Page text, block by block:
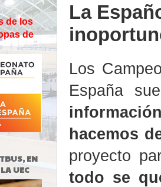
La
Los
España
hacemos
proyecto
todo se
de los
de
EN
UEC